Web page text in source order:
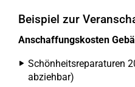
Beispiel zur
Anschaffungskosten
Schönheitsreparaturen
abziehbar)